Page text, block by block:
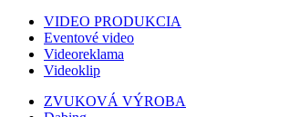
VIDEO PRODUKCIA
Eventové video
Videoreklama
Videoklip
ZVUKOVÁ VÝROBA